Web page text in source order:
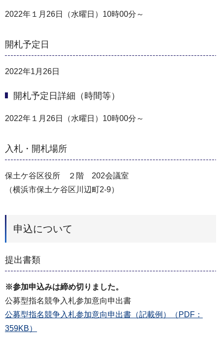
2022年１月26日（水曜日）10時00分～
開札予定日
2022年1月26日
開札予定日詳細（時間等）
2022年１月26日（水曜日）10時00分～
入札・開札場所
保土ケ谷区役所 ２階 202会議室
（横浜市保土ケ谷区川辺町2-9）
申込について
提出書類
※参加申込みは締め切りました。
公募型指名競争入札参加意向申出書
公募型指名競争入札参加意向申出書（記載例）（PDF：
359KB）